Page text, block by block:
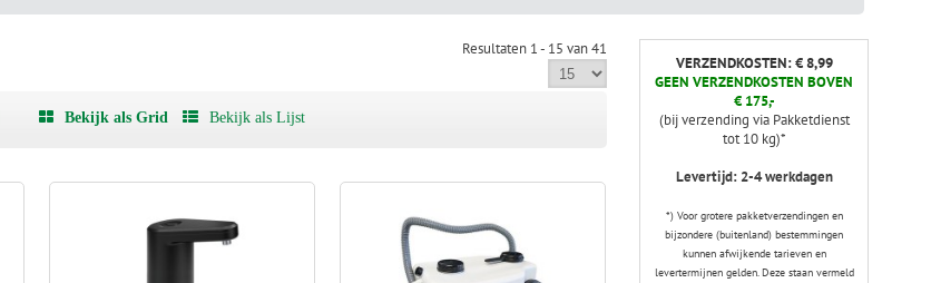
Resultaten 1 - 15 van 41
Bekijk als Grid Bekijk als Lijst
VERZENDKOSTEN: € 8,99
GEEN VERZENDKOSTEN BOVEN
€ 175,-
(bij verzending via Pakketdienst
tot 10 kg)*
Levertijd: 2-4 werkdagen
*) Voor grotere pakketverzendingen en
bijzondere (buitenland) bestemmingen
kunnen afwijkende tarieven en
levertermijnen gelden. Deze staan vermeld